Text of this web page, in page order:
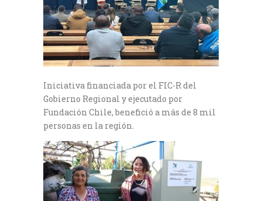
Iniciativa financiada por el FIC-R del
Gobierno Regional y ejecutado por
Fundación Chile, benefició a más de 8 mil
personas en la región.